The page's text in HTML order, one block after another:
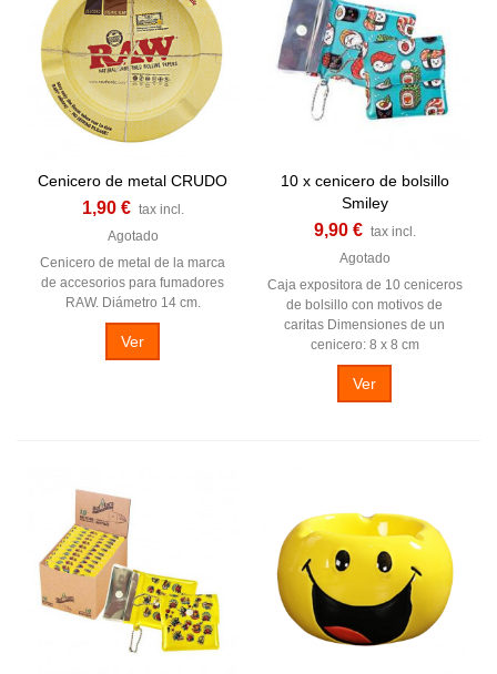
Cenicero de metal CRUDO
1,90 € tax incl.
Agotado
Cenicero de metal de la marca
de accesorios para fumadores
RAW. Diámetro 14 cm.
Ver
10 x cenicero de bolsillo
Smiley
9,90 € tax incl.
Agotado
Caja expositora de 10 ceniceros
de bolsillo con motivos de
caritas Dimensiones de un
cenicero: 8 x 8 cm
Ver